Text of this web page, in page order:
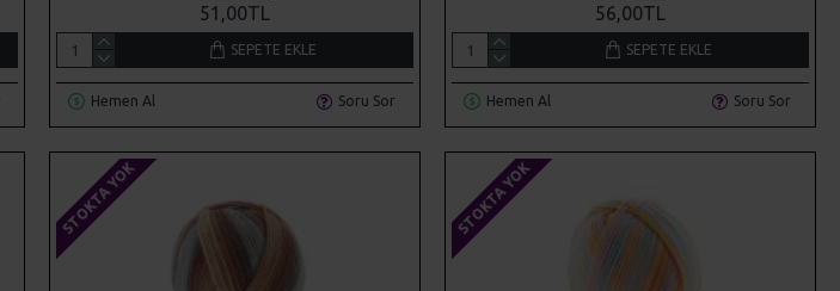
51,00TL
SEPETE EKLE
Hemen Al Soru Sor
56,00TL
SEPETE EKLE
Hemen Al Soru Sor
STOKTA YOK STOKTA YOK